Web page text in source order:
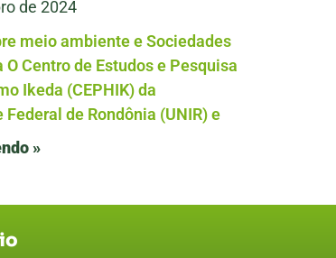
de 2024
meio ambiente e Sociedades
O Centro de Estudos e Pesquisa
Ikeda (CEPHIK) da
Federal de Rondônia (UNIR) e
»